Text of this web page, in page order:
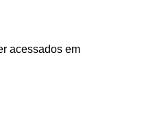
acessados em